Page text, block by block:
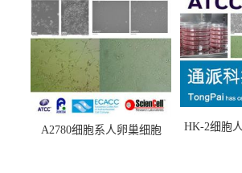
A2780细胞系人卵巢细胞
HK-2细胞